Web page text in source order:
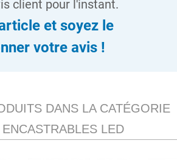
client pour l'instant.
et soyez le
votre avis !
DANS LA CATÉGORIE
LED